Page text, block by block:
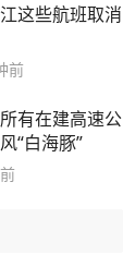
这些航班取消
前
有在建高速公
“白海豚”